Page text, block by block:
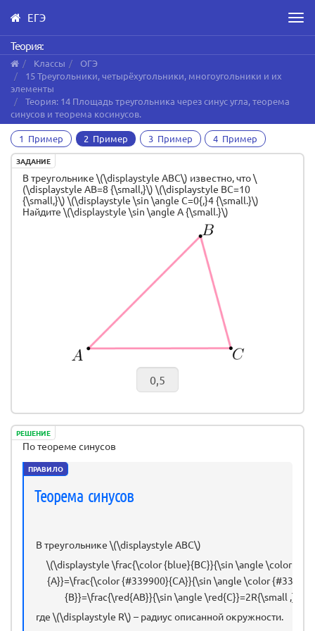
Skip
to
main
content
ЕГЭ
Теория:
Классы
ОГЭ
15 Треугольники, четырёхугольники, многоугольники и их
элементы
Теория: 14 Площадь треугольника через синус угла, теорема
синусов и теорема косинусов.
1 Пример 2 Пример 3 Пример 4 Пример
ЗАДАНИЕ
В треугольнике \(\displaystyle ABC\) известно, что \
(\displaystyle AB=8 {\small,}\) \(\displaystyle BC=10
{\small,}\) \(\displaystyle \sin \angle C=0{,}4 {\small.}\)
Найдите \(\displaystyle \sin \angle A {\small.}\)
РЕШЕНИЕ
По теореме синусов
ПРАВИЛО
Теорема синусов
В треугольнике \(\displaystyle ABC\)
\(\displaystyle \frac{\color {blue}{BC}}{\sin \angle \color
{A}}=\frac{\color {#339900}{CA}}{\sin \angle \color
{B}}=\frac{\red{AB}}{\sin \angle \red{C}}=2R{\small ,}\)
где \(\displaystyle R\) – радиус описанной окружности.